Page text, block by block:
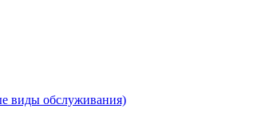
виды обслуживания)